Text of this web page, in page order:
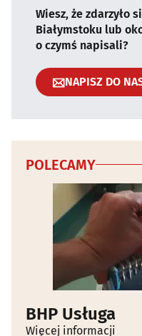
Wiesz, że zdarzyło
Białymstoku lub
o czymś napisali?
NAPISZ DO
POLECAMY
BHP Usługa
Więcej informacji